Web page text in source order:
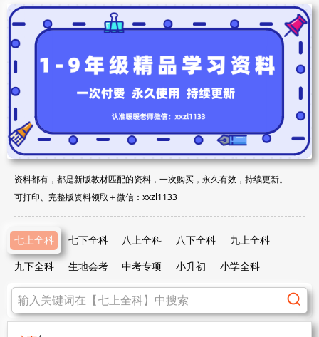
资料都有，都是新版教材匹配的资料，一次购买，永久有效，持续更新。
可打印、完整版资料领取＋微信：xxzl1133
七上全科 七下全科 八上全科 八下全科
九上全科
九下全科
生地会考 中考专项 小升初 小学全科